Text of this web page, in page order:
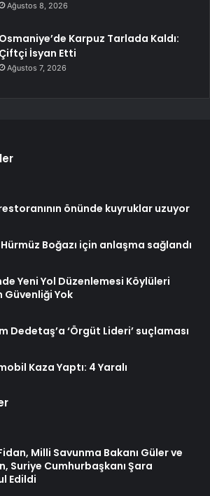
Ağustos 8, 2026
Osmaniye’de Karpuz Tarlada Kaldı:
Çiftçi İsyan Etti
Ağustos 7, 2026
önünde kuyruklar uzuyor
Boğazı için anlaşma sağlandı
Yeni Yol Düzenlemesi Köylüleri
Güvenliği Yok
Dedetaş’a ‘Örgüt Lideri’ suçlaması
Kaza Yaptı: 4 Yaralı
Milli Savunma Bakanı Güler ve
Suriye Cumhurbaşkanı Şara
Edildi